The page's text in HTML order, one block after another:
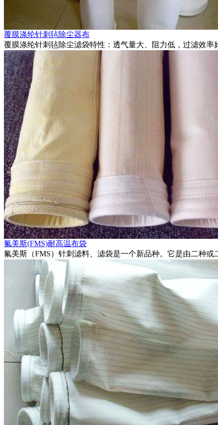
覆膜涤纶针刺毡除尘器布
覆膜涤纶针刺毡除尘滤袋特性：透气量大、阻力低，过滤效率
氟美斯(FMS)耐高温布袋
氟美斯（FMS）针刺滤料、滤袋是一个新品种。它是由二种或